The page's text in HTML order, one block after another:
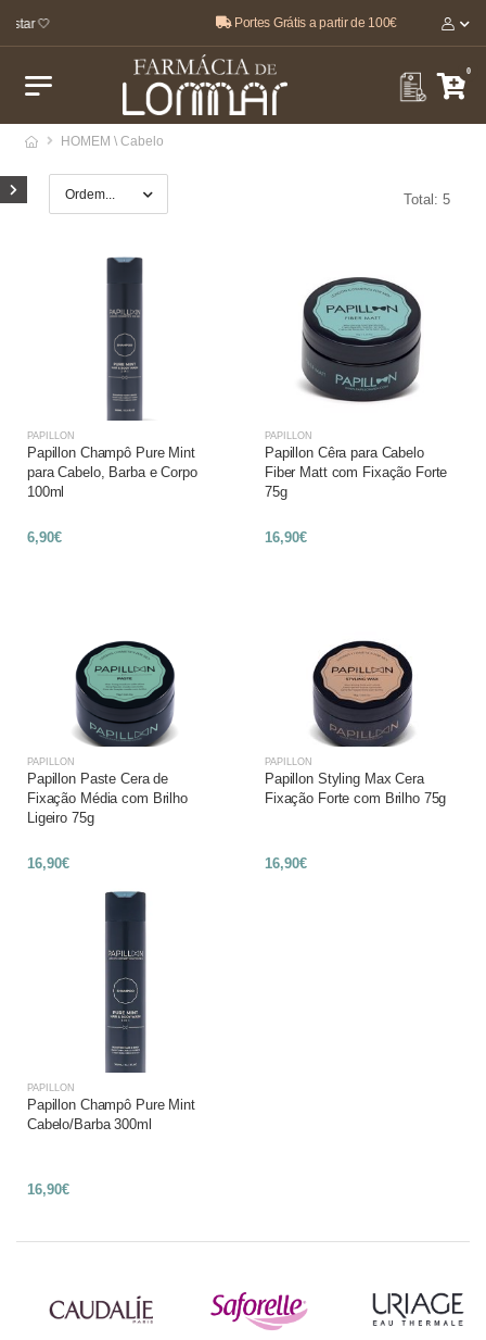
🤍 Portes Grátis a partir de 100€
0
HOMEM \ Cabelo
Total: 5
PAPILLON
Papillon Champô Pure Mint
para Cabelo, Barba e Corpo
100ml
6,90€
PAPILLON
Papillon Cêra para Cabelo
Fiber Matt com Fixação Forte
75g
16,90€
PAPILLON
Papillon Paste Cera de
Fixação Média com Brilho
Ligeiro 75g
16,90€
PAPILLON
Papillon Styling Max Cera
Fixação Forte com Brilho 75g
16,90€
PAPILLON
Papillon Champô Pure Mint
Cabelo/Barba 300ml
16,90€